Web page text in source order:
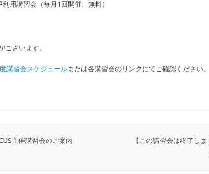
用講習会（毎月1回開催、無料）
ございます。
講習会スケジュールまたは各講習会のリンクにてご確認ください。
主催講習会のご案内
【この講習会は終了し